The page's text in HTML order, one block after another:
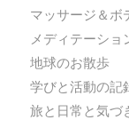
マッサージ＆ボ
メディテーショ
地球のお散歩
学びと活動の記
旅と日常と気づ